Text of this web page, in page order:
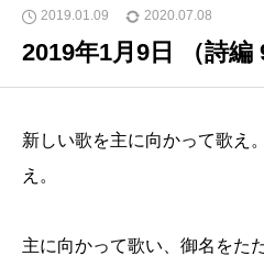
2019.01.09 2020.07.08
2019年1月9日 （詩編
新しい歌を主に向かって歌え
え。
主に向かって歌い、御名をた